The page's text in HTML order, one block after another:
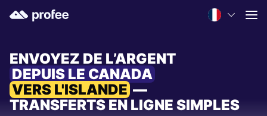
ENVOYEZ DE L’ARGENT
DEPUIS LE CANADA
VERS L'ISLANDE —
TRANSFERTS EN LIGNE SIMPLES